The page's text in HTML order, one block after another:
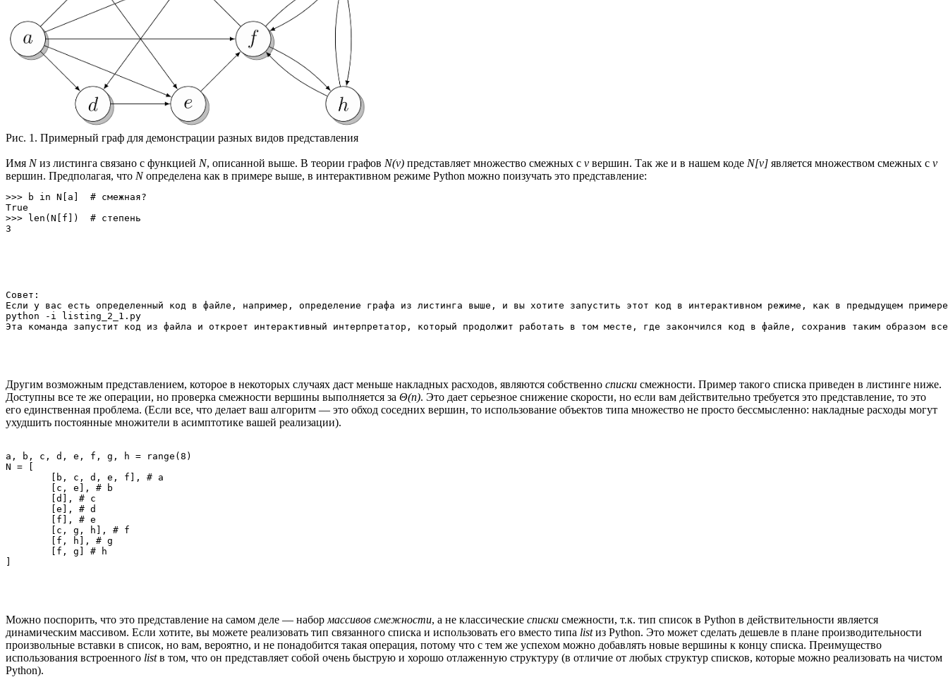
Рис. 1. Примерный граф для демонстрации разных видов представления
Имя Nиз листинга связано с функцией N, описанной выше. В теории графов N(v) представляет множество смежных с v вершин. Так же и в нашем коде N[v] является множеством смежных с v
вершин. Предполагая, что Nопределена как в примере выше, в интерактивном режиме Python можно поизучать это представление:
>>> b in N[a]  # смежная?
True
>>> len(N[f])  # степень
Совет:
Если у вас есть определенный код в файле, например, определение графа из листинга выше, и вы хотите запустить этот код в интерактивном режиме, как в предыдущем
python -i listing_2_1.py
Другим возможным представлением, которое в некоторых случаях даст меньше накладных расходов, являются собственно списки смежности. Пример такого списка приведен в листинге ниже.
Доступны все те же операции, но проверка смежности вершины выполняется за Θ(n). Это дает серьезное снижение скорости, но если вам действительно требуется это представление, то это
его единственная проблема. (Если все, что делает ваш алгоритм — это обход соседних вершин, то использование объектов типа множество не просто бессмысленно: накладные расходы могут
ухудшить постоянные множители в асимптотике вашей реализации).
a, b, c, d, e, f, g, h = range(8)
N = [
Можно поспорить, что это представление на самом деле — набор массивов смежности, а не классические списки смежности, т.к. тип список в Python в действительности является
динамическим массивом. Если хотите, вы можете реализовать тип связанного списка и использовать его вместо типа listиз Python. Это может сделать дешевле в плане производительности
произвольные вставки в список, но вам, вероятно, и не понадобится такая операция, потому что с тем же успехом можно добавлять новые вершины к концу списка. Преимущество
использования встроенного listв том, что он представляет собой очень быструю и хорошо отлаженную структуру (в отличие от любых структур списков, которые можно реализовать на чистом
Python).